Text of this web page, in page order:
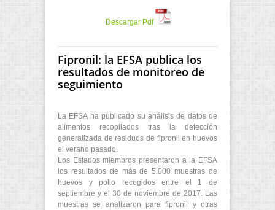
Descargar Pdf
Fipronil: la EFSA publica los
resultados de monitoreo de
seguimiento
La EFSA ha publicado su análisis de datos de
alimentos recopilados tras la detección
generalizada de residuos de fipronil en huevos
el verano pasado.
Los Estados miembros presentaron a la EFSA
los resultados de más de 5.000 muestras de
huevos y pollo recogidos entre el 1 de
septiembre y el 30 de noviembre de 2017. Las
muestras se analizaron para fipronil y otras